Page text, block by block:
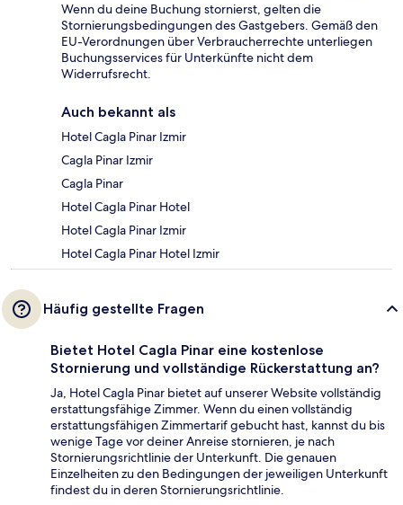
Wenn du deine Buchung stornierst, gelten die
Stornierungsbedingungen des Gastgebers. Gemäß den
EU-Verordnungen über Verbraucherrechte unterliegen
Buchungsservices für Unterkünfte nicht dem
Widerrufsrecht.
Auch bekannt als
Hotel Cagla Pinar Izmir
Cagla Pinar Izmir
Cagla Pinar
Hotel Cagla Pinar Hotel
Hotel Cagla Pinar Izmir
Hotel Cagla Pinar Hotel Izmir
Häufig gestellte Fragen
Bietet Hotel Cagla Pinar eine kostenlose
Stornierung und vollständige Rückerstattung an?
Ja, Hotel Cagla Pinar bietet auf unserer Website vollständig
erstattungsfähige Zimmer. Wenn du einen vollständig
erstattungsfähigen Zimmertarif gebucht hast, kannst du bis
wenige Tage vor deiner Anreise stornieren, je nach
Stornierungsrichtlinie der Unterkunft. Die genauen
Einzelheiten zu den Bedingungen der jeweiligen Unterkunft
findest du in deren Stornierungsrichtlinie.